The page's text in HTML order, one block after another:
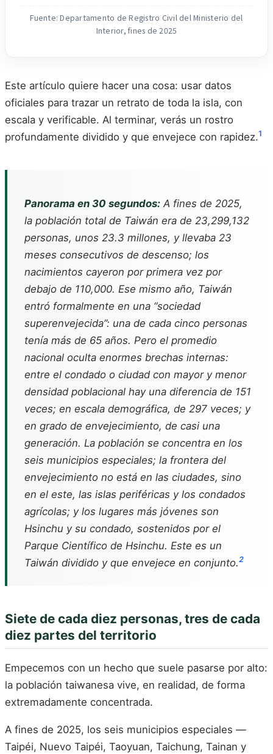
Fuente: Departamento de Registro Civil del Ministerio del
Interior, fines de 2025
Este artículo quiere hacer una cosa: usar datos
oficiales para trazar un retrato de toda la isla, con
escala y verificable. Al terminar, verás un rostro
profundamente dividido y que envejece con rapidez.1
Panorama en 30 segundos: A fines de 2025,
la población total de Taiwán era de 23,299,132
personas, unos 23.3 millones, y llevaba 23
meses consecutivos de descenso; los
nacimientos cayeron por primera vez por
debajo de 110,000. Ese mismo año, Taiwán
entró formalmente en una “sociedad
superenvejecida”: una de cada cinco personas
tenía más de 65 años. Pero el promedio
nacional oculta enormes brechas internas:
entre el condado o ciudad con mayor y menor
densidad poblacional hay una diferencia de 151
veces; en escala demográfica, de 297 veces; y
en grado de envejecimiento, de casi una
generación. La población se concentra en los
seis municipios especiales; la frontera del
envejecimiento no está en las ciudades, sino
en el este, las islas periféricas y los condados
agrícolas; y los lugares más jóvenes son
Hsinchu y su condado, sostenidos por el
Parque Científico de Hsinchu. Este es un
Taiwán dividido y que envejece en conjunto.2
Siete de cada diez personas, tres de cada
diez partes del territorio
Empecemos con un hecho que suele pasarse por alto:
la población taiwanesa vive, en realidad, de forma
extremadamente concentrada.
A fines de 2025, los seis municipios especiales —
Taipéi, Nuevo Taipéi, Taoyuan, Taichung, Tainan y